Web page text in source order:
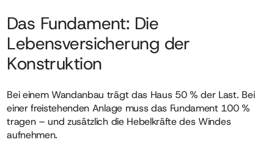
Das Fundament: Die
Lebensversicherung der
Konstruktion
Bei einem Wandanbau trägt das Haus 50 % der Last. Bei
einer freistehenden Anlage muss das Fundament 100 %
tragen – und zusätzlich die Hebelkräfte des Windes
aufnehmen.